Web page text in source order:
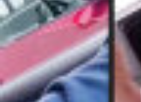
E-Mail-Adresse (optional):
Kommentar: